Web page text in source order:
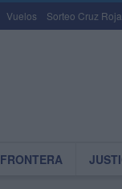
Vuelos Sorteo Cruz Roja
FRONTERA